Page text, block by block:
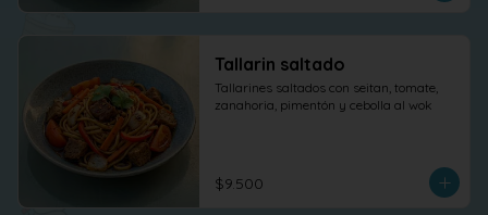
Tallarin saltado
Tallarines saltados con seitan, tomate,
zanahoria, pimentón y cebolla al wok
$9.500